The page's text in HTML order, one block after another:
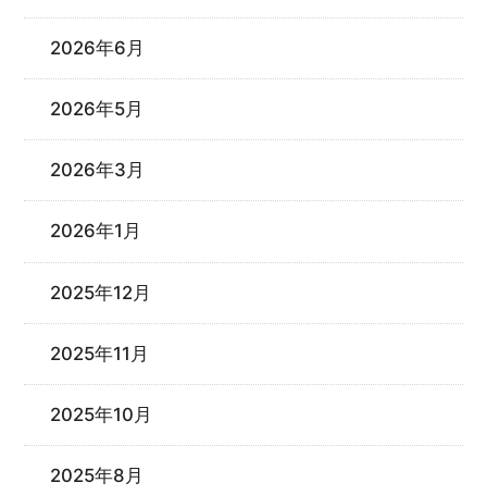
2026年6月
2026年5月
2026年3月
2026年1月
2025年12月
2025年11月
2025年10月
2025年8月